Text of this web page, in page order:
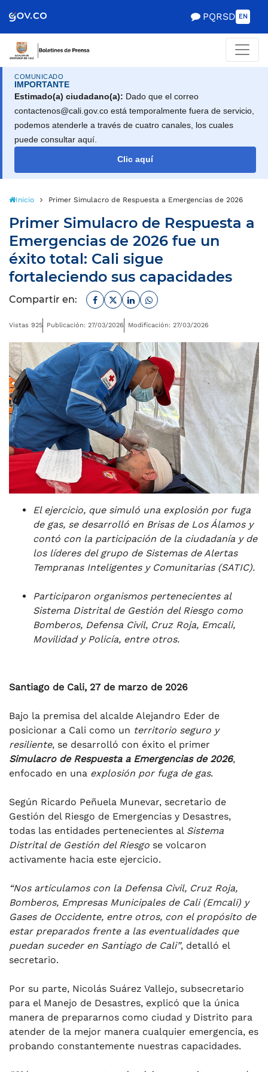
PQRSD EN
COMUNICADO
IMPORTANTE
Estimado(a) ciudadano(a): Dado que el correo
contactenos@cali.gov.co está temporalmente fuera de servicio,
podemos atenderle a través de cuatro canales, los cuales
puede consultar aquí.
Clic aquí
Inicio Primer Simulacro de Respuesta a Emergencias de 2026 fue
Primer Simulacro de Respuesta a
Emergencias de 2026 fue un
éxito total: Cali sigue
fortaleciendo sus capacidades
Compartir en: Facebook
TwitterLinkedinWhatsapp
Vistas 925 Publicación: 27/03/2026 Modificación: 27/03/2026
El ejercicio, que simuló una explosión por fuga
de gas, se desarrolló en Brisas de Los Álamos y
contó con la participación de la ciudadanía y de
los líderes del grupo de Sistemas de Alertas
Tempranas Inteligentes y Comunitarias (SATIC).
Participaron organismos pertenecientes al
Sistema Distrital de Gestión del Riesgo como
Bomberos, Defensa Civil, Cruz Roja, Emcali,
Movilidad y Policía, entre otros.
Santiago de Cali, 27 de marzo de 2026
Bajo la premisa del alcalde Alejandro Eder de
posicionar a Cali como un territorio seguro y
resiliente, se desarrolló con éxito el primer
Simulacro de Respuesta a Emergencias de 2026,
enfocado en una explosión por fuga de gas.
Según Ricardo Peñuela Munevar, secretario de
Gestión del Riesgo de Emergencias y Desastres,
todas las entidades pertenecientes al Sistema
Distrital de Gestión del Riesgo se volcaron
activamente hacia este ejercicio.
“Nos articulamos con la Defensa Civil, Cruz Roja,
Bomberos, Empresas Municipales de Cali (Emcali) y
Gases de Occidente, entre otros, con el propósito de
estar preparados frente a las eventualidades que
puedan suceder en Santiago de Cali”, detalló el
secretario.
Por su parte, Nicolás Suárez Vallejo, subsecretario
para el Manejo de Desastres, explicó que la única
manera de prepararnos como ciudad y Distrito para
atender de la mejor manera cualquier emergencia, es
probando constantemente nuestras capacidades.